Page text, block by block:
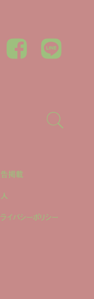
Facebook LINE
掲載
イバシーポリシー